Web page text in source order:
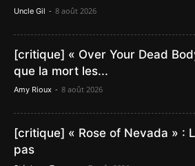
Uncle Gil - 8 août 2026
[critique] « Over Your Dead
que la mort les...
Amy Rioux - 8 août 2026
[critique] « Rose of Nevada » :
pas